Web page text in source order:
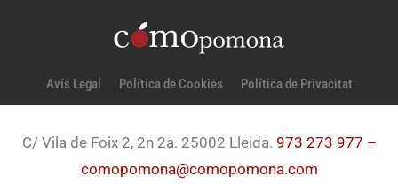
Avís Legal Política de Cookies Política de Privacitat
C/ Vila de Foix 2, 2n 2a. 25002 Lleida. 973 273 977 –
comopomona@comopomona.com